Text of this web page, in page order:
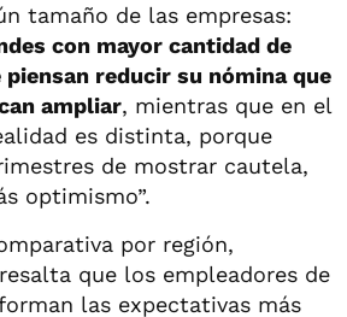
tamaño de las empresas:
con mayor cantidad de
reducir su nómina que
ampliar, mientras que en el
es distinta, porque
de mostrar cautela,
optimismo”.
por región,
que los empleadores de
las expectativas más